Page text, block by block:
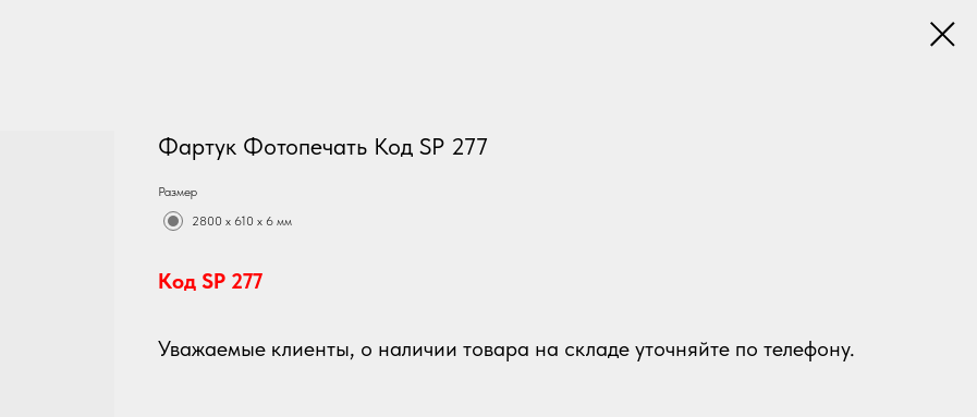
Фартук Фотопечать Код SP 277
Размер
2800 х 610 х 6 мм
Код SP 277
Уважаемые клиенты, о наличии товара на складе уточняйте по телефону.